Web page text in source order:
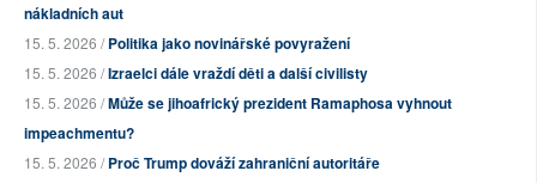
nákladních aut
15. 5. 2026 /Politika jako novinářské povyražení
15. 5. 2026 /Izraelci dále vraždí děti a další civilisty
15. 5. 2026 /Může se jihoafrický prezident Ramaphosa vyhnout
impeachmentu?
15. 5. 2026 /Proč Trump dováží zahraniční autoritáře